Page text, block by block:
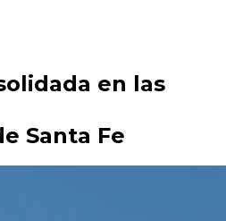
en las
Santa Fe